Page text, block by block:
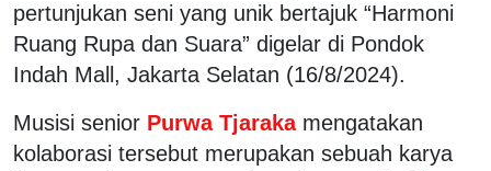
pertunjukan seni yang unik bertajuk “Harmoni
Ruang Rupa dan Suara” digelar di Pondok
Indah Mall, Jakarta Selatan (16/8/2024).
Musisi senior Purwa Tjaraka mengatakan
kolaborasi tersebut merupakan sebuah karya